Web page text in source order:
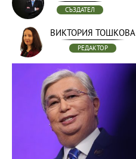
СЪЗДАТЕЛ
ВИКТОРИЯ ТОШКОВА
РЕДАКТОР